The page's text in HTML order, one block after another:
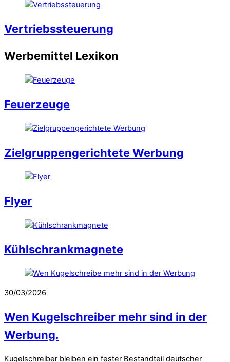
Vertriebssteuerung
Werbemittel Lexikon
Feuerzeuge
Zielgruppengerichtete Werbung
Flyer
Kühlschrankmagnete
30/03/2026
Wen Kugelschreiber mehr sind in der
Werbung.
Kugelschreiber bleiben ein fester Bestandteil deutscher